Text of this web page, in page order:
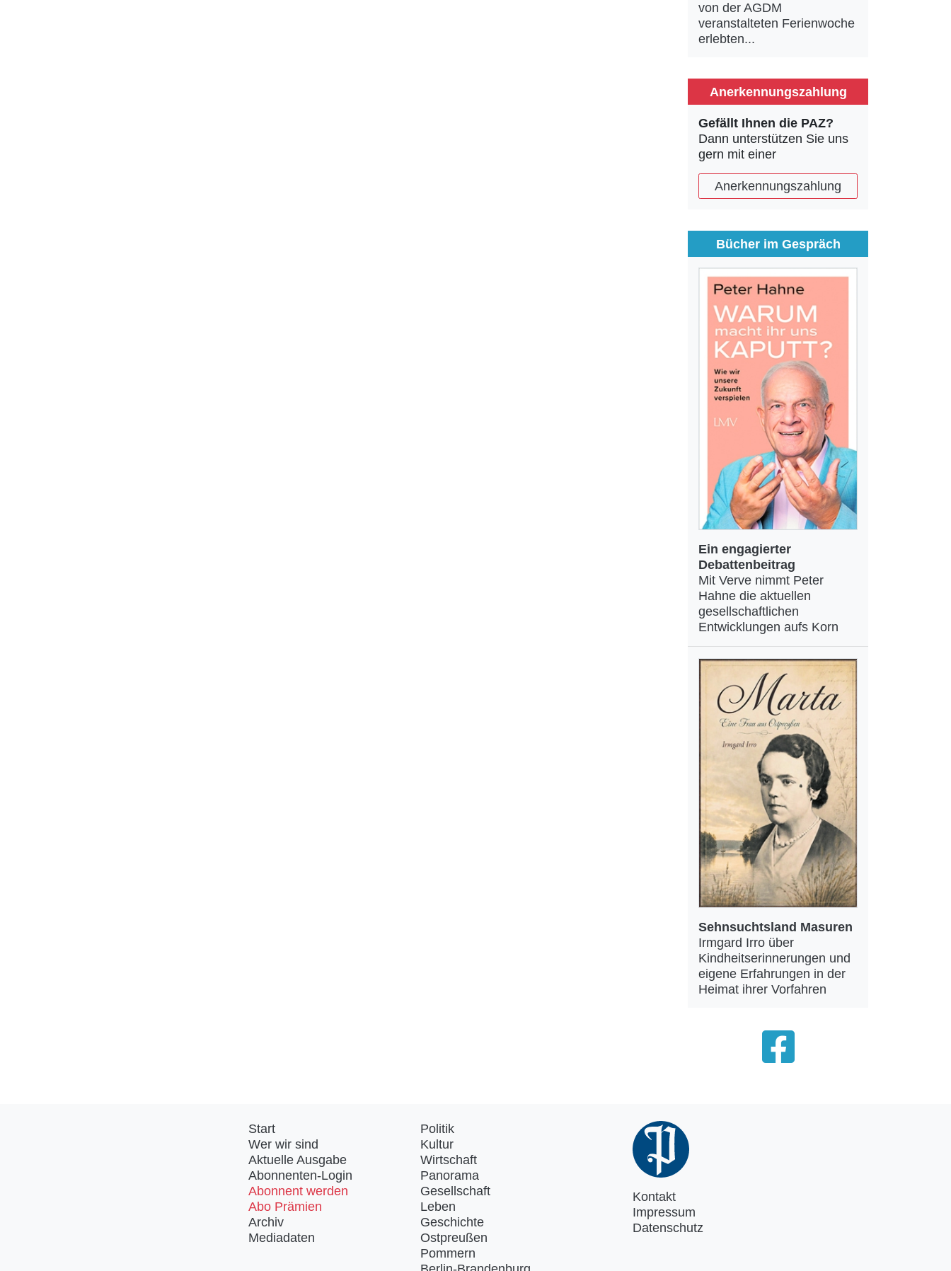
von der AGDM
veranstalteten Ferienwoche
erlebten...
Anerkennungszahlung
Gefällt Ihnen die PAZ?
Dann unterstützen Sie uns
gern mit einer
Anerkennungszahlung
Bücher im Gespräch
Ein engagierter
Debattenbeitrag
Mit Verve nimmt Peter
Hahne die aktuellen
gesellschaftlichen
Entwicklungen aufs Korn
Sehnsuchtsland Masuren
Irmgard Irro über
Kindheitserinnerungen und
eigene Erfahrungen in der
Heimat ihrer Vorfahren
Start
Wer wir sind
Aktuelle Ausgabe
Abonnenten-Login
Abonnent werden
Abo Prämien
Archiv
Mediadaten
Politik
Kultur
Wirtschaft
Panorama
Gesellschaft
Leben
Geschichte
Ostpreußen
Pommern
Kontakt
Impressum
Datenschutz